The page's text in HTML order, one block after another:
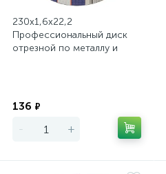
230х1,6х22,2
Профессиональный диск
отрезной по металлу и
136 ₽
- +